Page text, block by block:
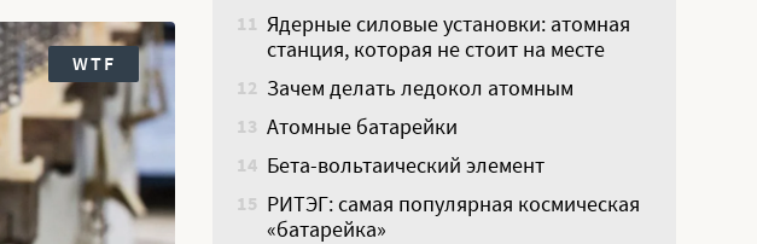
WTF
11 Ядерные силовые установки: атомная
станция, которая не стоит на месте
12 Зачем делать ледокол атомным
13 Атомные батарейки
14 Бета-вольтаический элемент
15 РИТЭГ: самая популярная космическая
«батарейка»